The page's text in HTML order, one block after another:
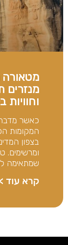
מטאורה
מנזרים
כאשר
המקומות
בצפון
ומרשימים.
שמתאימה
קרא עוד